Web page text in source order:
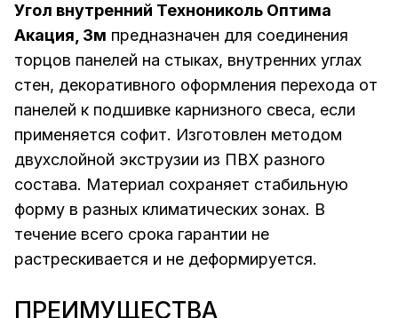
Угол внутренний Технониколь Оптима
Акация, 3м предназначен для соединения
торцов панелей на стыках, внутренних углах
стен, декоративного оформления перехода от
панелей к подшивке карнизного свеса, если
применяется софит. Изготовлен методом
двухслойной экструзии из ПВХ разного
состава. Материал сохраняет стабильную
форму в разных климатических зонах. В
течение всего срока гарантии не
растрескивается и не деформируется.
ПРЕИМУЩЕСТВА